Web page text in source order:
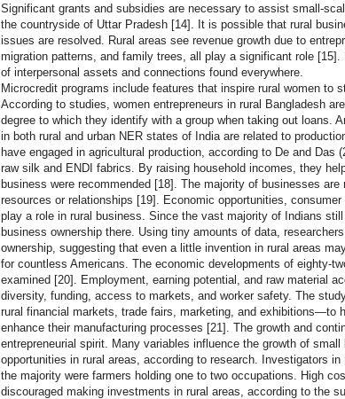
Significant grants and subsidies are necessary to assist small-
the countryside of Uttar Pradesh [14]. It is possible that rural
issues are resolved. Rural areas see revenue growth due to
migration patterns, and family trees, all play a significant role
of interpersonal assets and connections found everywhere.
Microcredit programs include features that inspire rural women to
According to studies, women entrepreneurs in rural Bangladesh
degree to which they identify with a group when taking out loans.
in both rural and urban NER states of India are related to
have engaged in agricultural production, according to De and Das
raw silk and ENDI fabrics. By raising household incomes, they
business were recommended [18]. The majority of businesses
resources or relationships [19]. Economic opportunities,
play a role in rural business. Since the vast majority of Indians
business ownership there. Using tiny amounts of data,
ownership, suggesting that even a little invention in rural areas
for countless Americans. The economic developments of eighty-
examined [20]. Employment, earning potential, and raw material
diversity, funding, access to markets, and worker safety. The
rural financial markets, trade fairs, marketing, and exhibitions—to
enhance their manufacturing processes [21]. The growth and
entrepreneurial spirit. Many variables influence the growth of
opportunities in rural areas, according to research. Investigators
the majority were farmers holding one to two occupations. High
discouraged making investments in rural areas, according to the